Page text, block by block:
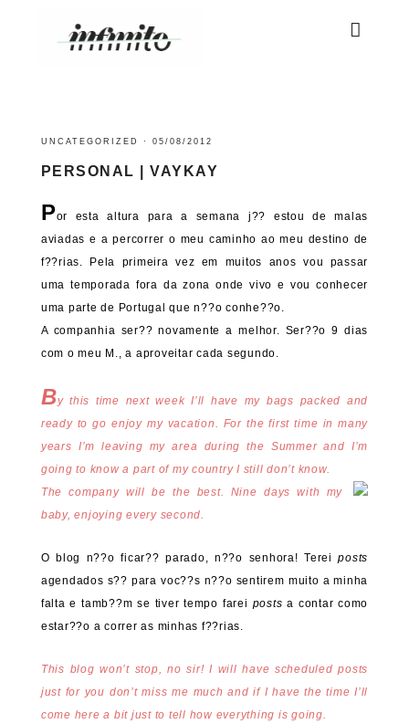
UNCATEGORIZED · 05/08/2012
PERSONAL | VAYKAY
Por esta altura para a semana j?? estou de malas
aviadas e a percorrer o meu caminho ao meu destino de
f??rias. Pela primeira vez em muitos anos vou passar
uma temporada fora da zona onde vivo e vou conhecer
uma parte de Portugal que n??o conhe??o.
A companhia ser?? novamente a melhor. Ser??o 9 dias
com o meu M., a aproveitar cada segundo.
By this time next week I’ll have my bags packed and
ready to go enjoy my vacation. For the first time in many
years I’m leaving my area during the Summer and I’m
going to know a part of my country I still don’t know.
The company will be the best. Nine days with my
baby, enjoying every second.
O blog n??o ficar?? parado, n??o senhora! Tereiposts
agendados s?? para voc??s n??o sentirem muito a minha
falta e tamb??m se tiver tempo farei posts a contar como
estar??o a correr as minhas f??rias.
This blog won’t stop, no sir! I will have scheduled posts
just for you don’t miss me much and if I have the time I’ll
come here a bit just to tell how everything is going.